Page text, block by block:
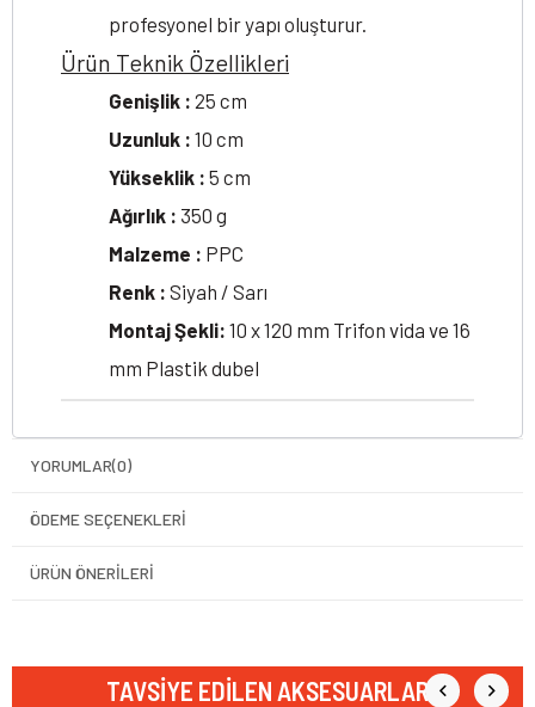
profesyonel bir yapı oluşturur.
Ürün Teknik Özellikleri
Genişlik : 25 cm
Uzunluk : 10 cm
Yükseklik : 5 cm
Ağırlık : 350 g
Malzeme : PPC
Renk : Siyah / Sarı
Montaj Şekli: 10 x 120 mm Trifon vida ve 16
mm Plastik dubel
YORUMLAR(0)
ÖDEME SEÇENEKLERI
ÜRÜN ÖNERILERI
TAVSIYE EDILEN AKSESUARLAR